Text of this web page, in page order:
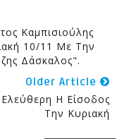
Καμπισιούλης
10/11 Με Την
Δάσκαλος".
Older Article
Η Είσοδος
Την Κυριακή